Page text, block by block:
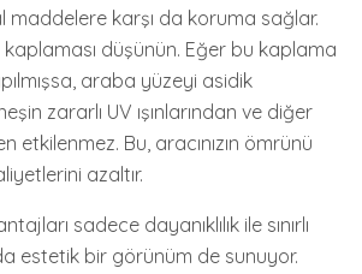
karşı da koruma sağlar.
düşünün. Eğer bu kaplama
araba yüzeyi asidik
zararlı UV ışınlarından ve diğer
etkilenmez. Bu, aracınızın ömrünü
azaltır.
sadece dayanıklılık ile sınırlı
estetik bir görünüm de sunuyor.